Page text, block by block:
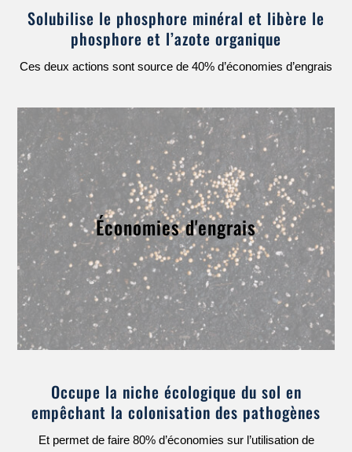
Solubilise le phosphore minéral et libère le
phosphore et l’azote organique
Ces deux actions sont source de 40% d’économies d’engrais
Économies d'engrais
Occupe la niche écologique du sol en
empêchant la colonisation des pathogènes
Et permet de faire 80% d’économies sur l’utilisation de